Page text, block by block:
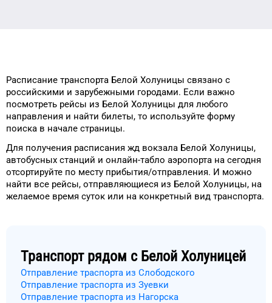
Расписание транспорта Белой Холуницы связано с
российскими и зарубежными городами. Если важно
посмотреть рейсы из Белой Холуницы для любого
направления и найти билеты, то используйте форму
поиска в начале страницы.
Для получения расписания жд вокзала Белой Холуницы,
автобусных станций и онлайн-табло аэропорта на сегодня
отсортируйте по месту прибытия/отправления. И можно
найти все рейсы, отправляющиеся из Белой Холуницы, на
желаемое время суток или на конкретный вид транспорта.
Транспорт рядом с Белой Холуницей
Отправление траспорта из Слободского
Отправление траспорта из Зуевки
Отправление траспорта из Нагорска